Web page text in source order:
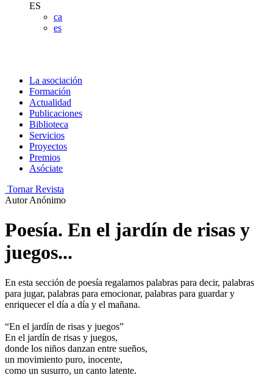
ES
ca
es
La asociación
Formación
Actualidad
Publicaciones
Biblioteca
Servicios
Proyectos
Premios
Asóciate
Tornar Revista
Autor Anónimo
Poesía. En el jardín de risas y
juegos...
En esta sección de poesía regalamos palabras para decir, palabras
para jugar, palabras para emocionar, palabras para guardar y
enriquecer el día a día y el mañana.
“En el jardín de risas y juegos”
En el jardín de risas y juegos,
donde los niños danzan entre sueños,
un movimiento puro, inocente,
como un susurro, un canto latente.